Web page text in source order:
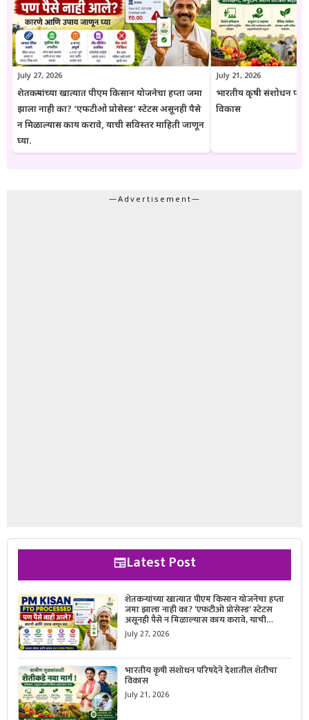
उद्देशाने प्रकाशित केली जाते. कोणत्याही सरकारी योजनेसाठी अर्ज करण्यापूर्वी
संबंधित विभागाच्या अधिकृत संकेतस्थळावरील माहिती, नियम आणि अटींची
पडताळणी करण्याचा सल्ला दिला जातो.
July 27, 2026
शेतकऱ्यांच्या खात्यात पीएम किसान योजनेचा हप्ता जमा
झाला नाही का? ‘एफटीओ प्रोसेस्ड’ स्टेटस असूनही पैसे
न मिळाल्यास काय करावे, याची सविस्तर माहिती जाणून
घ्या.
July 21, 2026
भारतीय कृषी संशोधन
विकास
—Advertisement—
Latest Post
शेतकऱ्यांच्या खात्यात पीएम किसान योजनेचा हप्ता
जमा झाला नाही का? ‘एफटीओ प्रोसेस्ड’ स्टेटस
असूनही पैसे न मिळाल्यास काय करावे, याची
सविस्तर माहिती जाणून घ्या.
July 27, 2026
भारतीय कृषी संशोधन परिषदेने देशातील शेतीचा
विकास
July 21, 2026